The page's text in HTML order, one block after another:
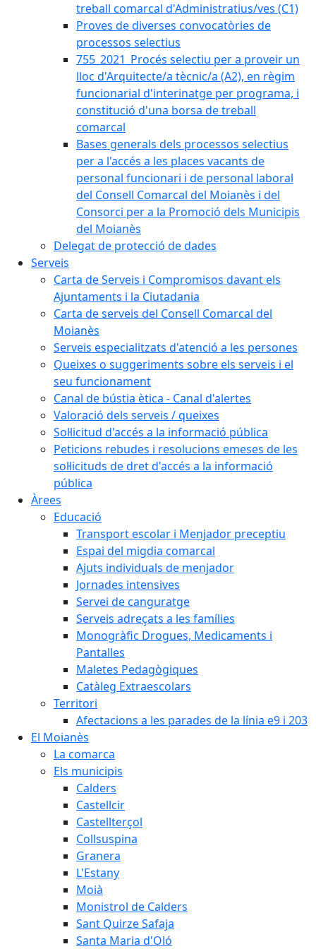
treball comarcal d'Administratius/ves (C1)
Proves de diverses convocatòries de
processos selectius
755_2021_Procés selectiu per a proveir un
lloc d'Arquitecte/a tècnic/a (A2), en règim
funcionarial d'interinatge per programa, i
constitució d'una borsa de treball
comarcal
Bases generals dels processos selectius
per a l'accés a les places vacants de
personal funcionari i de personal laboral
del Consell Comarcal del Moianès i del
Consorci per a la Promoció dels Municipis
del Moianès
Delegat de protecció de dades
Serveis
Carta de Serveis i Compromisos davant els
Ajuntaments i la Ciutadania
Carta de serveis del Consell Comarcal del
Moianès
Serveis especialitzats d'atenció a les persones
Queixes o suggeriments sobre els serveis i el
seu funcionament
Canal de bústia ètica - Canal d'alertes
Valoració dels serveis / queixes
Sol·licitud d'accés a la informació pública
Peticions rebudes i resolucions emeses de les
sol·licituds de dret d'accés a la informació
pública
Àrees
Educació
Transport escolar i Menjador preceptiu
Espai del migdia comarcal
Ajuts individuals de menjador
Jornades intensives
Servei de canguratge
Serveis adreçats a les famílies
Monogràfic Drogues, Medicaments i
Pantalles
Maletes Pedagògiques
Catàleg Extraescolars
Territori
Afectacions a les parades de la línia e9 i 203
El Moianès
La comarca
Els municipis
Calders
Castellcir
Castellterçol
Collsuspina
Granera
L'Estany
Moià
Monistrol de Calders
Sant Quirze Safaja
Santa Maria d'Oló